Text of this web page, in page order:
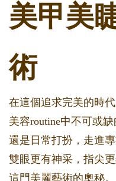
美甲美
術
在這個追求完美的時
美容routine中不可或
還是日常打扮，走進
雙眼更有神采，指尖
這門美麗藝術的奧秘。